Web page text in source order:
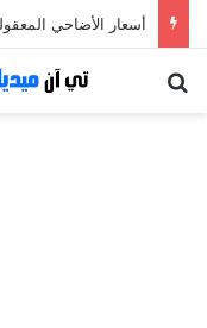
أسعار الأضاحي المعقولة تتراوح